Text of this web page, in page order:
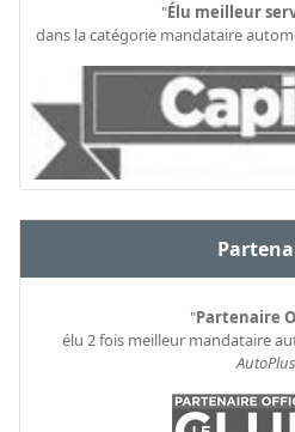
"Élu meilleur
dans la catégorie mandataire
"Partenaire
élu 2 fois meilleur mandataire